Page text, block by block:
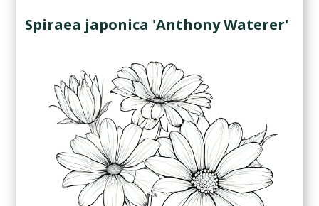
Spiraea japonica 'Anthony Waterer'